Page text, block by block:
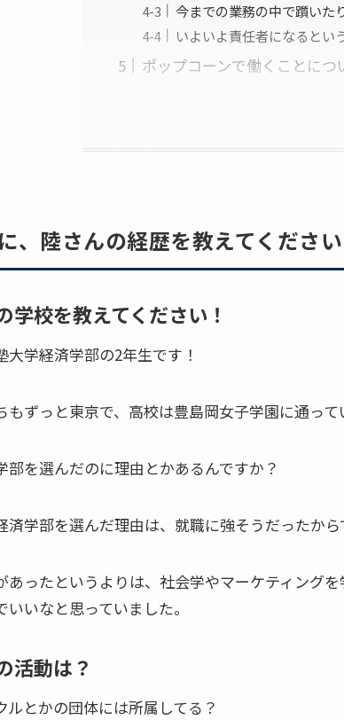
今までの業務の中で躓いた
いよいよ責任者になるとい
ポップコーンで働くことにつ
、陸さんの経歴を教えてください
学校を教えてください！
大学経済学部の2年生です！
もずっと東京で、高校は豊島岡女子学園に通って
部を選んだのに理由とかあるんですか？
済学部を選んだ理由は、就職に強そうだったか
あったというよりは、社会学やマーケティング
いいなと思っていました。
活動は？
ルとかの団体には所属してる？